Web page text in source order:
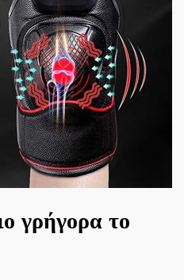
γρήγορα το